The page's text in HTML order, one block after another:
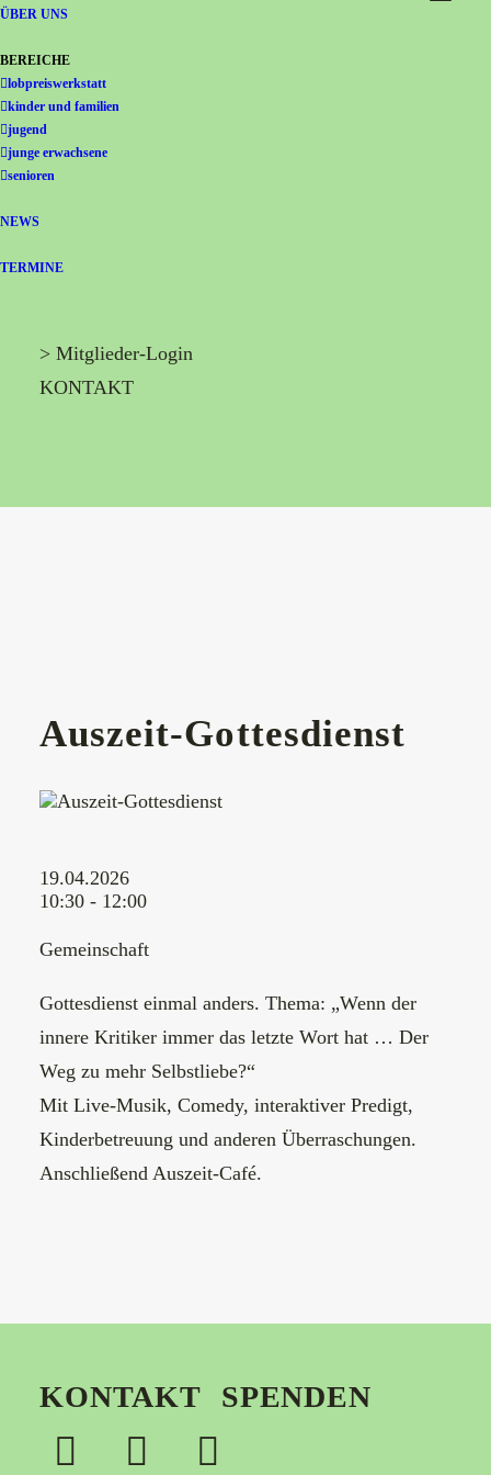
Gemeinschaft Immanuel
ÜBER UNS
BEREICHE
lobpreiswerkstatt
kinder und familien
jugend
junge erwachsene
senioren
NEWS
TERMINE
> Mitglieder-Login
KONTAKT
Auszeit-Gottesdienst
19.04.2026
10:30 - 12:00
Gemeinschaft
Gottesdienst einmal anders. Thema: „Wenn der
innere Kritiker immer das letzte Wort hat … Der
Weg zu mehr Selbstliebe?“
Mit Live-Musik, Comedy, interaktiver Predigt,
Kinderbetreuung und anderen Überraschungen.
Anschließend Auszeit-Café.
KONTAKT SPENDEN